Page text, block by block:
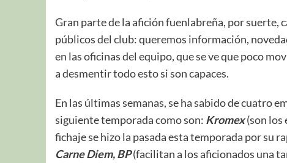
Gran parte de la afición fuenlabreña, por suerte,
públicos del club: queremos información,
en las oficinas del equipo, que se ve que poco
a desmentir todo esto si son capaces.
En las últimas semanas, se ha sabido de cuatro
siguiente temporada como son: Kromex(son los
fichaje se hizo la pasada esta temporada por su
Carne Diem, BP(facilitan a los aficionados una